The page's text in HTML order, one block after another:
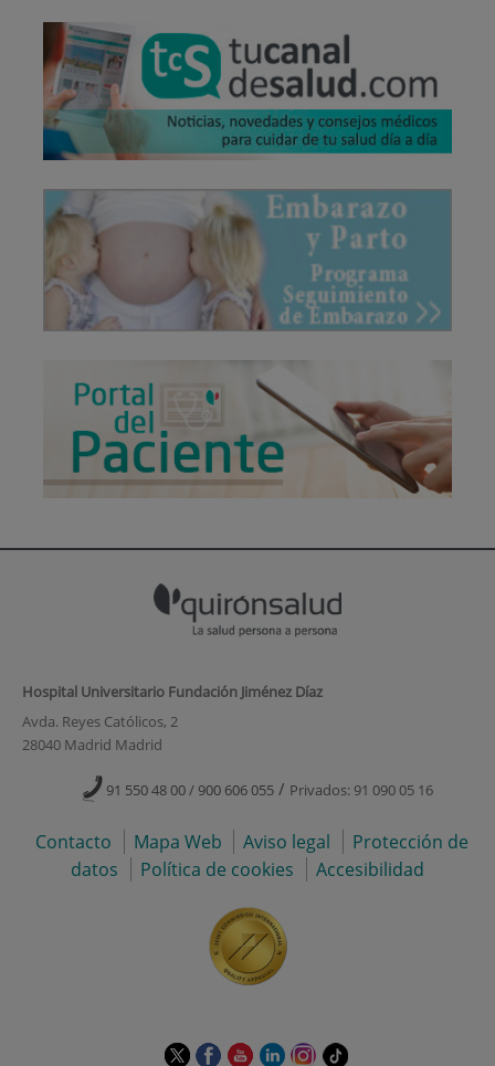
Hospital Universitario Fundación Jiménez Díaz
Avda. Reyes Católicos, 2
28040 Madrid Madrid
91 550 48 00 / 900 606 055 / Privados: 91 090 05 16
Contacto Mapa Web Aviso legal
Protección de
datos
Política de cookies Accesibilidad
EsteEsteEsteEsteEsteEnlace